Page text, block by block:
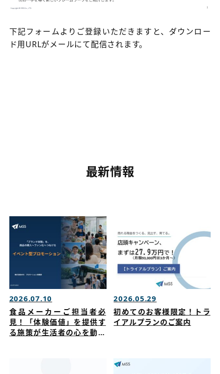
下記フォームよりご登録いただきますと、ダウンロー
ド用URLがメールにて配信されます。
最新情報
2026.07.10
食品メーカーご担当者必
見！「体験価値」を提供す
る施策が生活者の心を動か
2026.05.29
初めてのお客様限定！トラ
イアルプランのご案内